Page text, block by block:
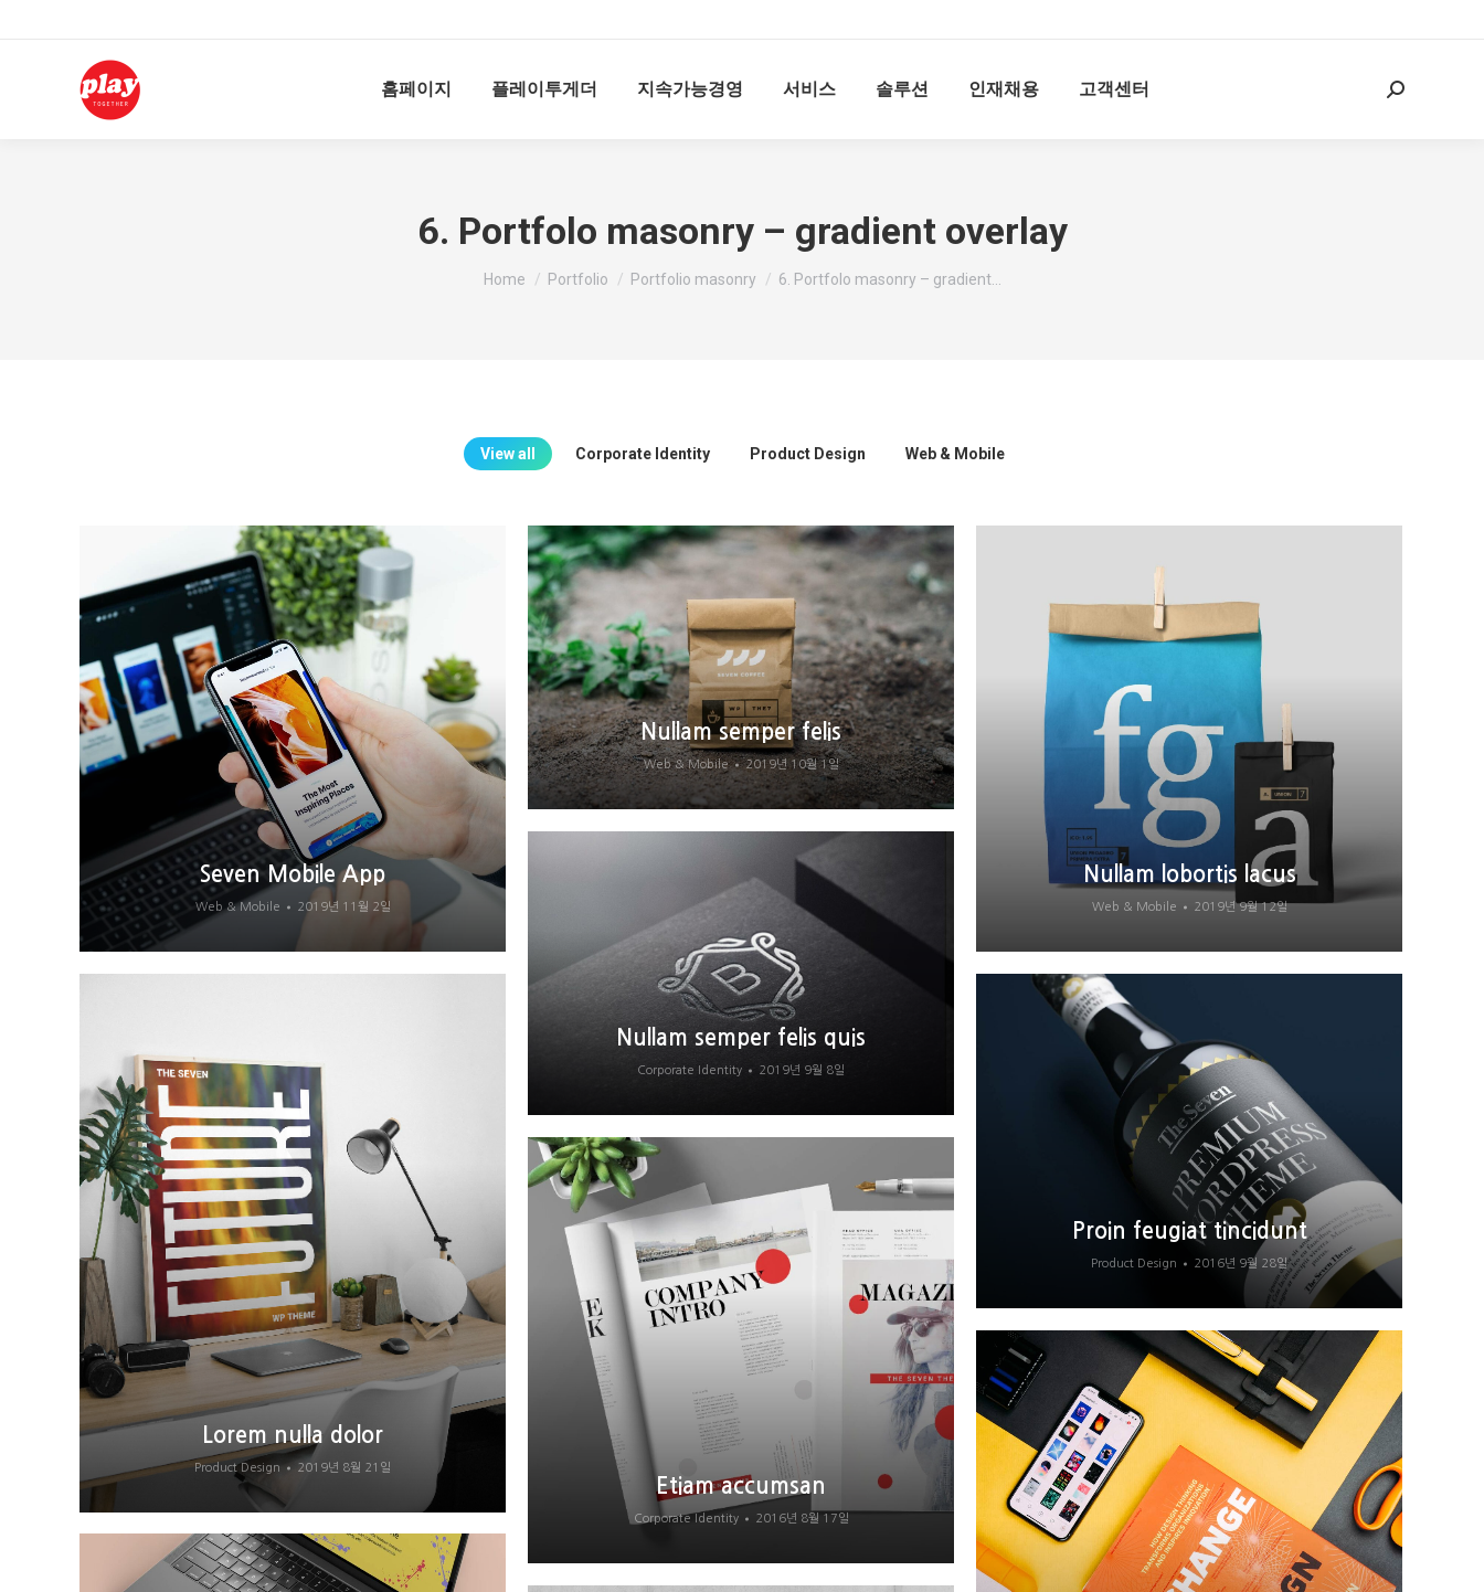
홈페이지 플레이투게더 지속가능경영 서비스 솔루션 인재채용 고객센터 Search:
6. Portfolo masonry – gradient overlay
Home Portfolio Portfolio masonry 6. Portfolo masonry – gradient…
View all Corporate Identity Product Design Web & Mobile
Seven Mobile App
Web & Mobile 2019년 11월 2일
Nullam semper felis
Web & Mobile 2019년 10월 1일
Nullam lobortis lacus
Web & Mobile 2019년 9월 12일
Nullam semper felis quis
Corporate Identity 2019년 9월 8일
Lorem nulla dolor
Product Design 2019년 8월 21일
Proin feugiat tincidunt
Product Design 2016년 9월 28일
Etiam accumsan
Corporate Identity 2016년 8월 17일